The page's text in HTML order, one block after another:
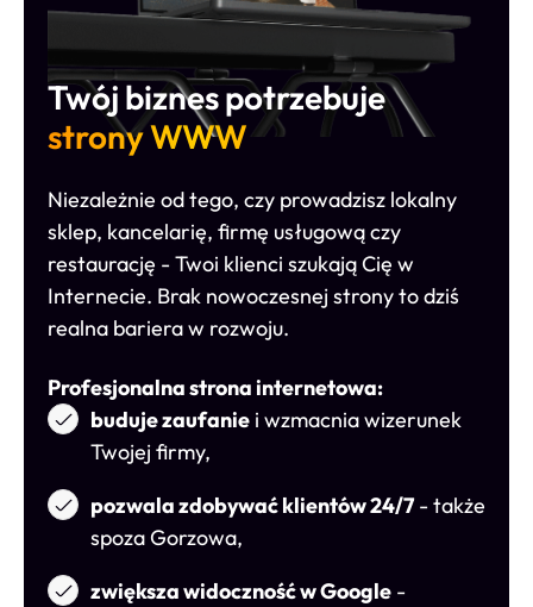
Twój biznes potrzebuje
strony WWW
Niezależnie od tego, czy prowadzisz lokalny
sklep, kancelarię, firmę usługową czy
restaurację - Twoi klienci szukają Cię w
Internecie. Brak nowoczesnej strony to dziś
realna bariera w rozwoju.
Profesjonalna strona internetowa:
buduje zaufanie i wzmacnia wizerunek
Twojej firmy,
pozwala zdobywać klientów 24/7- także
spoza Gorzowa,
zwiększa widoczność w Google -